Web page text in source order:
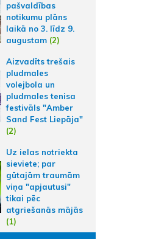
pašvaldības
notikumu plāns
laikā no 3. līdz 9.
augustam (2)
Aizvadīts trešais
pludmales
volejbola un
pludmales tenisa
festivāls "Amber
Sand Fest Liepāja"
(2)
Uz ielas notriekta
sieviete; par
gūtajām traumām
viņa "apjautusi"
tikai pēc
atgriešanās mājās
(1)